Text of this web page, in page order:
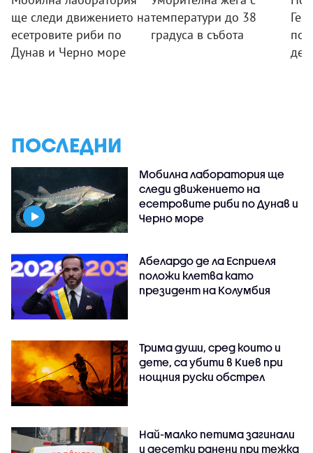
ще следи движението на
есетровите риби по
Дунав и Черно море
температури до 38
градуса в събота
ПОСЛЕДНИ
Мобилна лаборатория ще
следи движението на
есетровите риби по Дунав и
Черно море
Абелардо де ла Есприеля
положи клетва като
президент на Колумбия
Трима души, сред които и
дете, са убити в Киев при
нощния руски обстрел
Най-малко петима загинали
и десетки ранени при тежка